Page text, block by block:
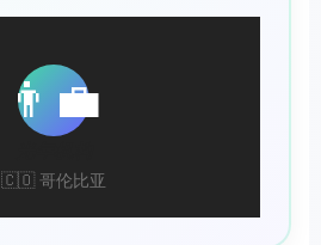
👨‍💼
🇨🇴 哥伦比亚